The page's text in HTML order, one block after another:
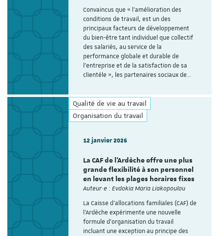
Convaincus que « l’amélioration des
conditions de travail, est un des
principaux facteurs de développement
du bien-être tant individuel que collectif
des salariés, au service de la
performance globale et durable de
l’entreprise et de la satisfaction de sa
clientèle », les partenaires sociaux de…
Qualité de vie au travail
Organisation du travail
12 janvier 2026
La CAF de l’Ardèche offre une plus
grande flexibilité à son personnel
en levant les plages horaires fixes
Auteur·e : Evdokia Maria Liakopoulou
La Caisse d’allocations familiales (CAF) de
l’Ardèche expérimente une nouvelle
formule d’organisation du travail
incluant une exception au principe des